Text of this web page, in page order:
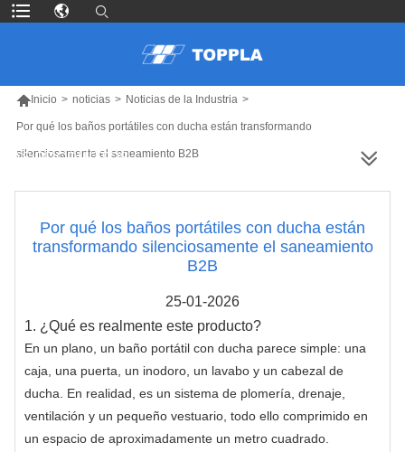
Inicio > noticias > Noticias de la Industria >
Por qué los baños portátiles con ducha están transformando
silenciosamente el saneamiento B2B
MÁS PRODUCTOS
Por qué los baños portátiles con ducha están
transformando silenciosamente el saneamiento
B2B
25-01-2026
1. ¿Qué es realmente este producto?
En un plano, un baño portátil con ducha parece simple: una
caja, una puerta, un inodoro, un lavabo y un cabezal de
ducha. En realidad, es un sistema de plomería, drenaje,
ventilación y un pequeño vestuario, todo ello comprimido en
un espacio de aproximadamente un metro cuadrado.